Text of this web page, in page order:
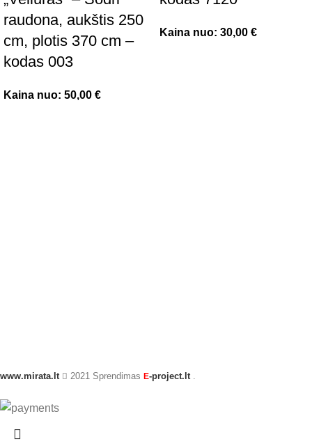
raudona, aukštis 250
cm, plotis 370 cm –
kodas 003
Kaina nuo: 50,00 €
Kaina nuo: 30,00 €
www.mirata.lt 2021 Sprendimas E-project.lt .